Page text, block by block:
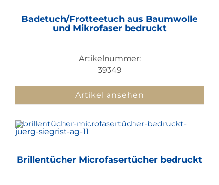
Badetuch/Frotteetuch aus Baumwolle
und Mikrofaser bedruckt
Artikelnummer:
39349
Artikel ansehen
Brillentücher Microfasertücher bedruckt